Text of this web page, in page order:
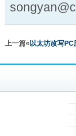
上一篇« 以太坊改写